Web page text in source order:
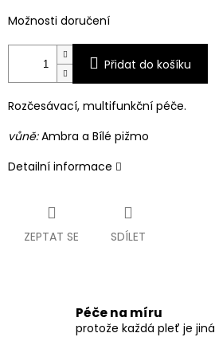
Možnosti doručení
Přidat do košíku
Rozčesávací, multifunkční péče.
vůně:Ambra a Bílé pižmo
Detailní informace
ZEPTAT SE SDÍLET
Péče na míru
protože každá pleť je jiná